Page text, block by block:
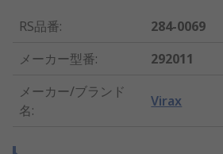
RS品番:
284-0069
メーカー型番:
292011
メーカー/ブランド
名:
Virax